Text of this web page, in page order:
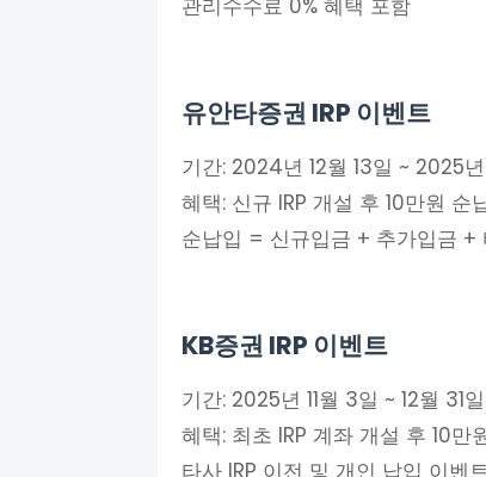
관리수수료 0% 혜택 포함​
유안타증권 IRP 이벤트
기간: 2024년 12월 13일 ~ 2025년
혜택: 신규 IRP 개설 후 10만원
순납입 = 신규입금 + 추가입금 +
KB증권 IRP 이벤트
기간: 2025년 11월 3일 ~ 12월 31일
혜택: 최초 IRP 계좌 개설 후 10
타사 IRP 이전 및 개인 납입 이벤